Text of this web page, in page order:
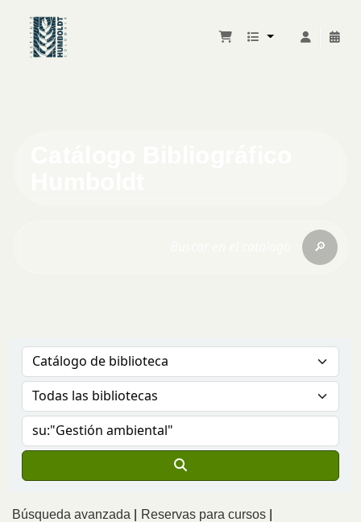
🔎
Búsqueda avanzada
Reservas para cursos